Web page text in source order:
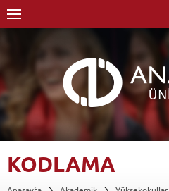
KODLAMA